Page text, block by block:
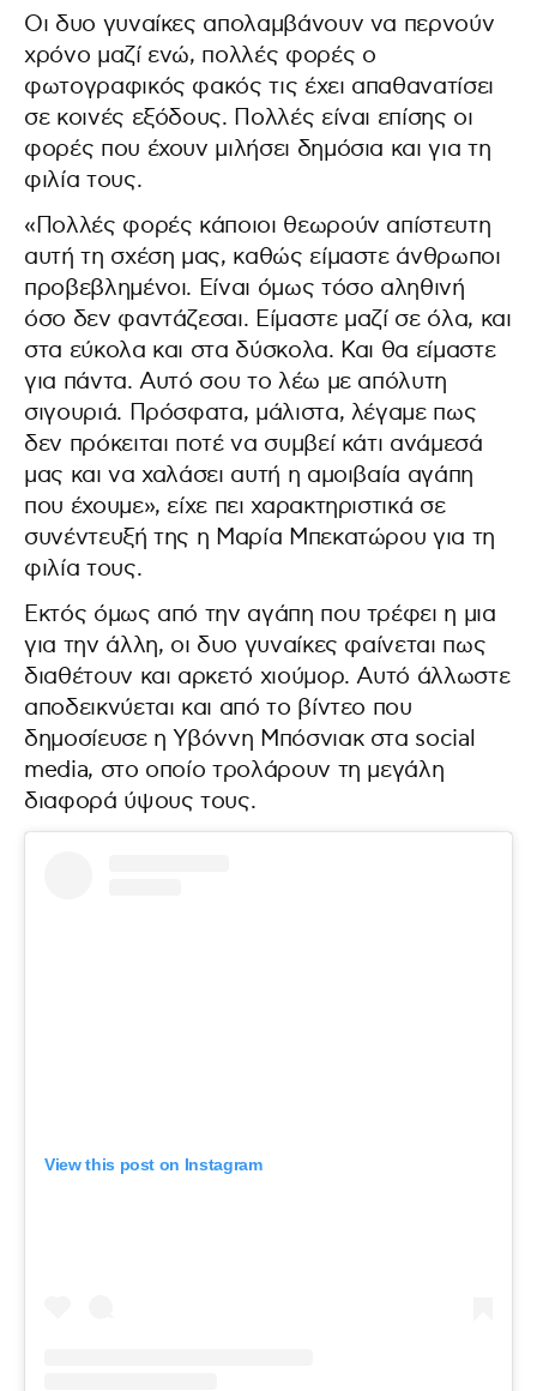
Οι δυο γυναίκες απολαμβάνουν να περνούν
χρόνο μαζί ενώ, πολλές φορές ο
φωτογραφικός φακός τις έχει απαθανατίσει
σε κοινές εξόδους. Πολλές είναι επίσης οι
φορές που έχουν μιλήσει δημόσια και για τη
φιλία τους.
«Πολλές φορές κάποιοι θεωρούν απίστευτη
αυτή τη σχέση μας, καθώς είμαστε άνθρωποι
προβεβλημένοι. Είναι όμως τόσο αληθινή
όσο δεν φαντάζεσαι. Είμαστε μαζί σε όλα, και
στα εύκολα και στα δύσκολα. Και θα είμαστε
για πάντα. Αυτό σου το λέω με απόλυτη
σιγουριά. Πρόσφατα, μάλιστα, λέγαμε πως
δεν πρόκειται ποτέ να συμβεί κάτι ανάμεσά
μας και να χαλάσει αυτή η αμοιβαία αγάπη
που έχουμε», είχε πει χαρακτηριστικά σε
συνέντευξή της η Μαρία Μπεκατώρου για τη
φιλία τους.
Εκτός όμως από την αγάπη που τρέφει η μια
για την άλλη, οι δυο γυναίκες φαίνεται πως
διαθέτουν και αρκετό χιούμορ. Αυτό άλλωστε
αποδεικνύεται και από το βίντεο που
δημοσίευσε η Υβόννη Μπόσνιακ στα social
media, στο οποίο τρολάρουν τη μεγάλη
διαφορά ύψους τους.
View this post on Instagram